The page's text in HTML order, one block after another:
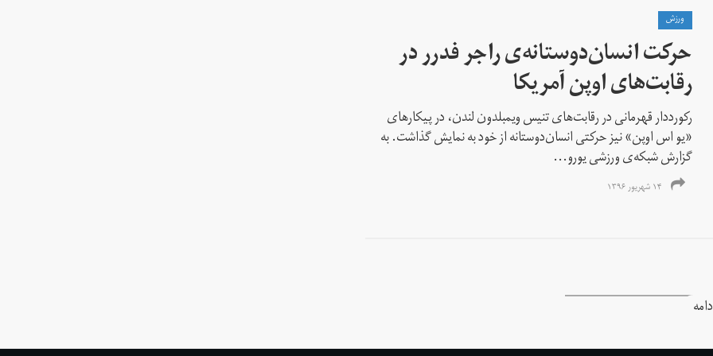
ورزش
حرکت انسان‌دوستانه‌ی راجر فدرر در
رقابت‌های اوپن آمریکا
رکورددار قهرمانی در رقابت‌های تنیس ویمبلدون لندن، در پیکارهای
«یو اس اوپن» نیز حرکتی انسان‌دوستانه از خود به نمایش گذاشت. به
گزارش شبکه‌ی ورزشی یورو...
۱۴ شهریور ۱۳۹۶